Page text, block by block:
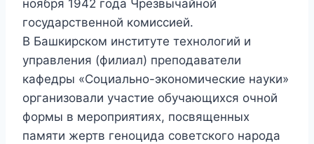
ноября 1942 года Чрезвычайной
государственной комиссией.
В Башкирском институте технологий и
управления (филиал) преподаватели
кафедры «Социально-экономические науки»
организовали участие обучающихся очной
формы в мероприятиях, посвященных
памяти жертв геноцида советского народа